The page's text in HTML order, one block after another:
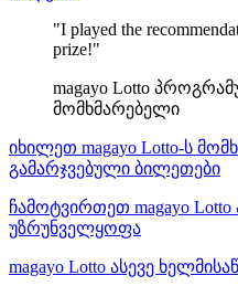
"I played the
prize!"
magayo Lotto
მომხმარებელი
იხილეთ magayo Lotto-ს
გამარჯვებული ბილეთები
ჩამოტვირთეთ magayo
უზრუნველყოფა
magayo Lotto ასევე